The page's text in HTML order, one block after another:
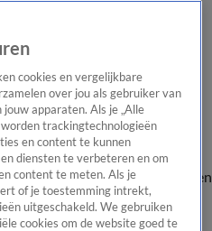
Onze gezichten
In de
vragenKijkersvraag insturen
cookies en vergelijkbare
over jou als gebruiker van
apparaten. Als je „Alle
trackingtechnologieën
en content te kunnen
diensten te verbeteren en om
content te meten. Als je
of je toestemming intrekt,
uitgeschakeld. We gebruiken
cookies om de website goed te